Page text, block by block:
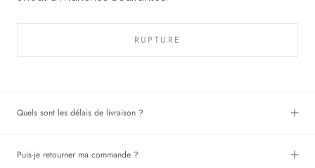
RUPTURE
Quels sont les délais de livraison ?
Puis-je retourner ma commande ?